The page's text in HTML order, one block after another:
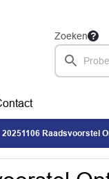
Zoeken
20251106 Raadsvoorstel Ontslag en